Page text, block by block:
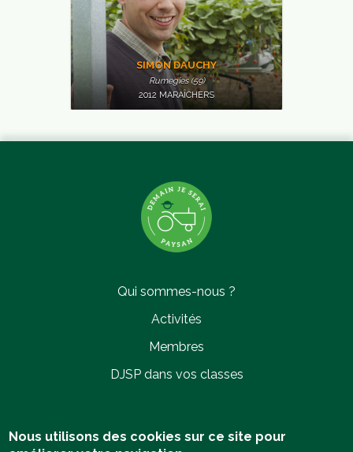
SIMON DAUCHY
Rumegies (59)
2012 MARAÎCHERS
VINCENT AUDOY
Parentis-en-Born (40)
2012 MARAÎCHERS
WESLEY VAN DER VALK
Qui sommes-nous ?
Activités
Membres
DJSP dans vos classes
Politique de confidentialité
Nous utilisons des cookies sur ce site pour